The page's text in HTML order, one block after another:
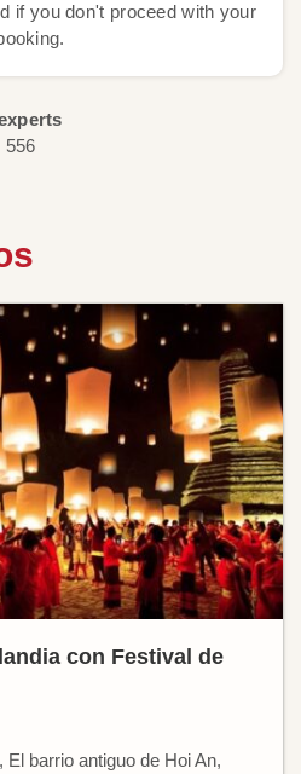
if you don't proceed with your
556
con Festival de
barrio antiguo de Hoi An,